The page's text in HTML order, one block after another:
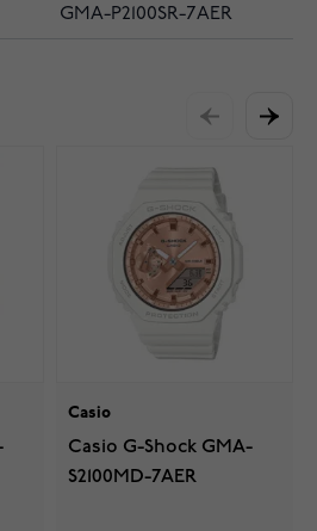
GMA-P2100SR-7AER
Casio
Casio G-Shock GMA-
S2100MD-7AER